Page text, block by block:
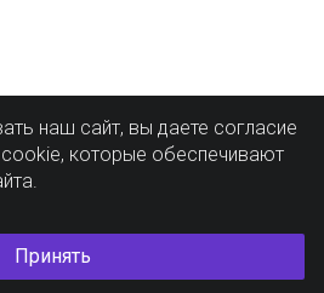
наш сайт, вы даете согласие
которые обеспечивают
Принять